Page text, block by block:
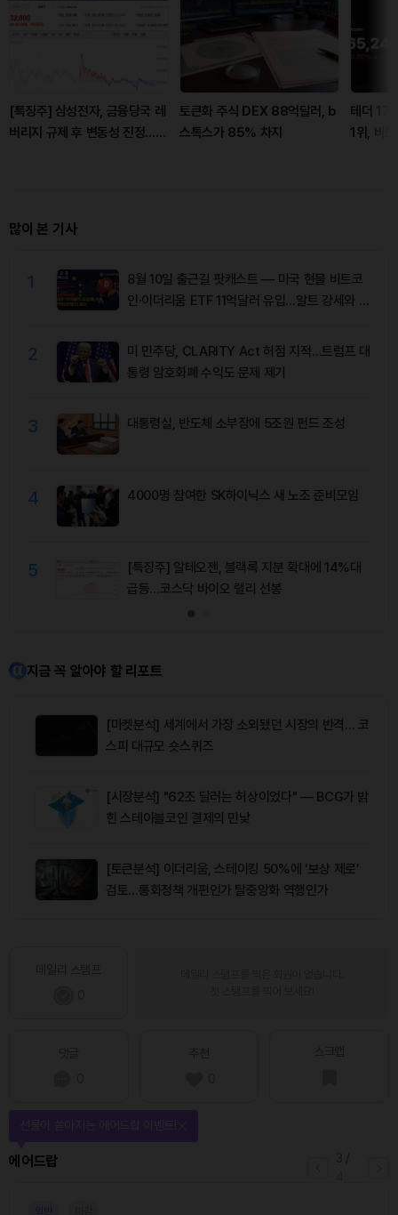
[특징주] 삼성전자, 금융당국 레
버리지 규제 후 변동성 진정…
토큰화 주식 DEX 88억달러, b
스톡스가 85% 차지
테더
1위, 비
많이 본 기사
1
8월 10일 출근길 팟캐스트 — 미국 현물 비트코
인·이더리움 ETF 11억달러 유입…알트 강세와 숏
2
미 민주당, CLARITY Act 허점 지적…트럼프 대
통령 암호화폐 수익도 문제 제기
3 대통령실, 반도체 소부장에 5조원 펀드 조성
4 4000명 참여한 SK하이닉스 새 노조 준비모임
5
[특징주] 알테오젠, 블랙록 지분 확대에 14%대
급등…코스닥 바이오 랠리 선봉
지금 꼭 알아야 할 리포트
[마켓분석] 세계에서 가장 소외됐던 시장의 반격… 코
스피 대규모 숏스퀴즈
[시장분석] "62조 달러는 허상이었다" — BCG가 밝
힌 스테이블코인 결제의 민낯
[토큰분석] 이더리움, 스테이킹 50%에 ‘보상 제로’
검토…통화정책 개편인가 탈중앙화 역행인가
에어드랍